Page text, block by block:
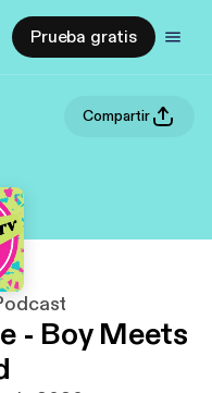
Prueba gratis
Compartir
- Boy Meets